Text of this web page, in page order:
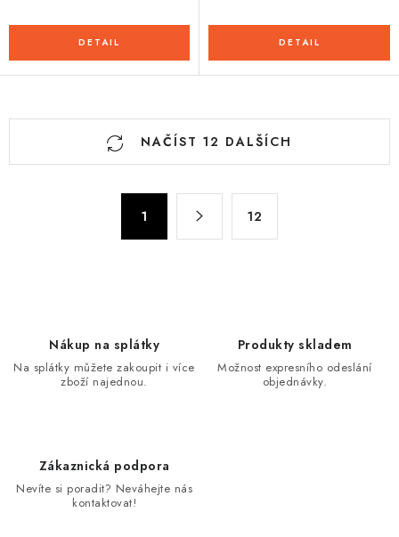
v
p
NAČÍST 12 DALŠÍCH
á
1 12
Nákup na splátky
Na splátky můžete zakoupit i více
zboží najednou.
Produkty skladem
Možnost expresního odeslání
objednávky.
Zákaznická podpora
Nevíte si poradit? Neváhejte nás
kontaktovat!